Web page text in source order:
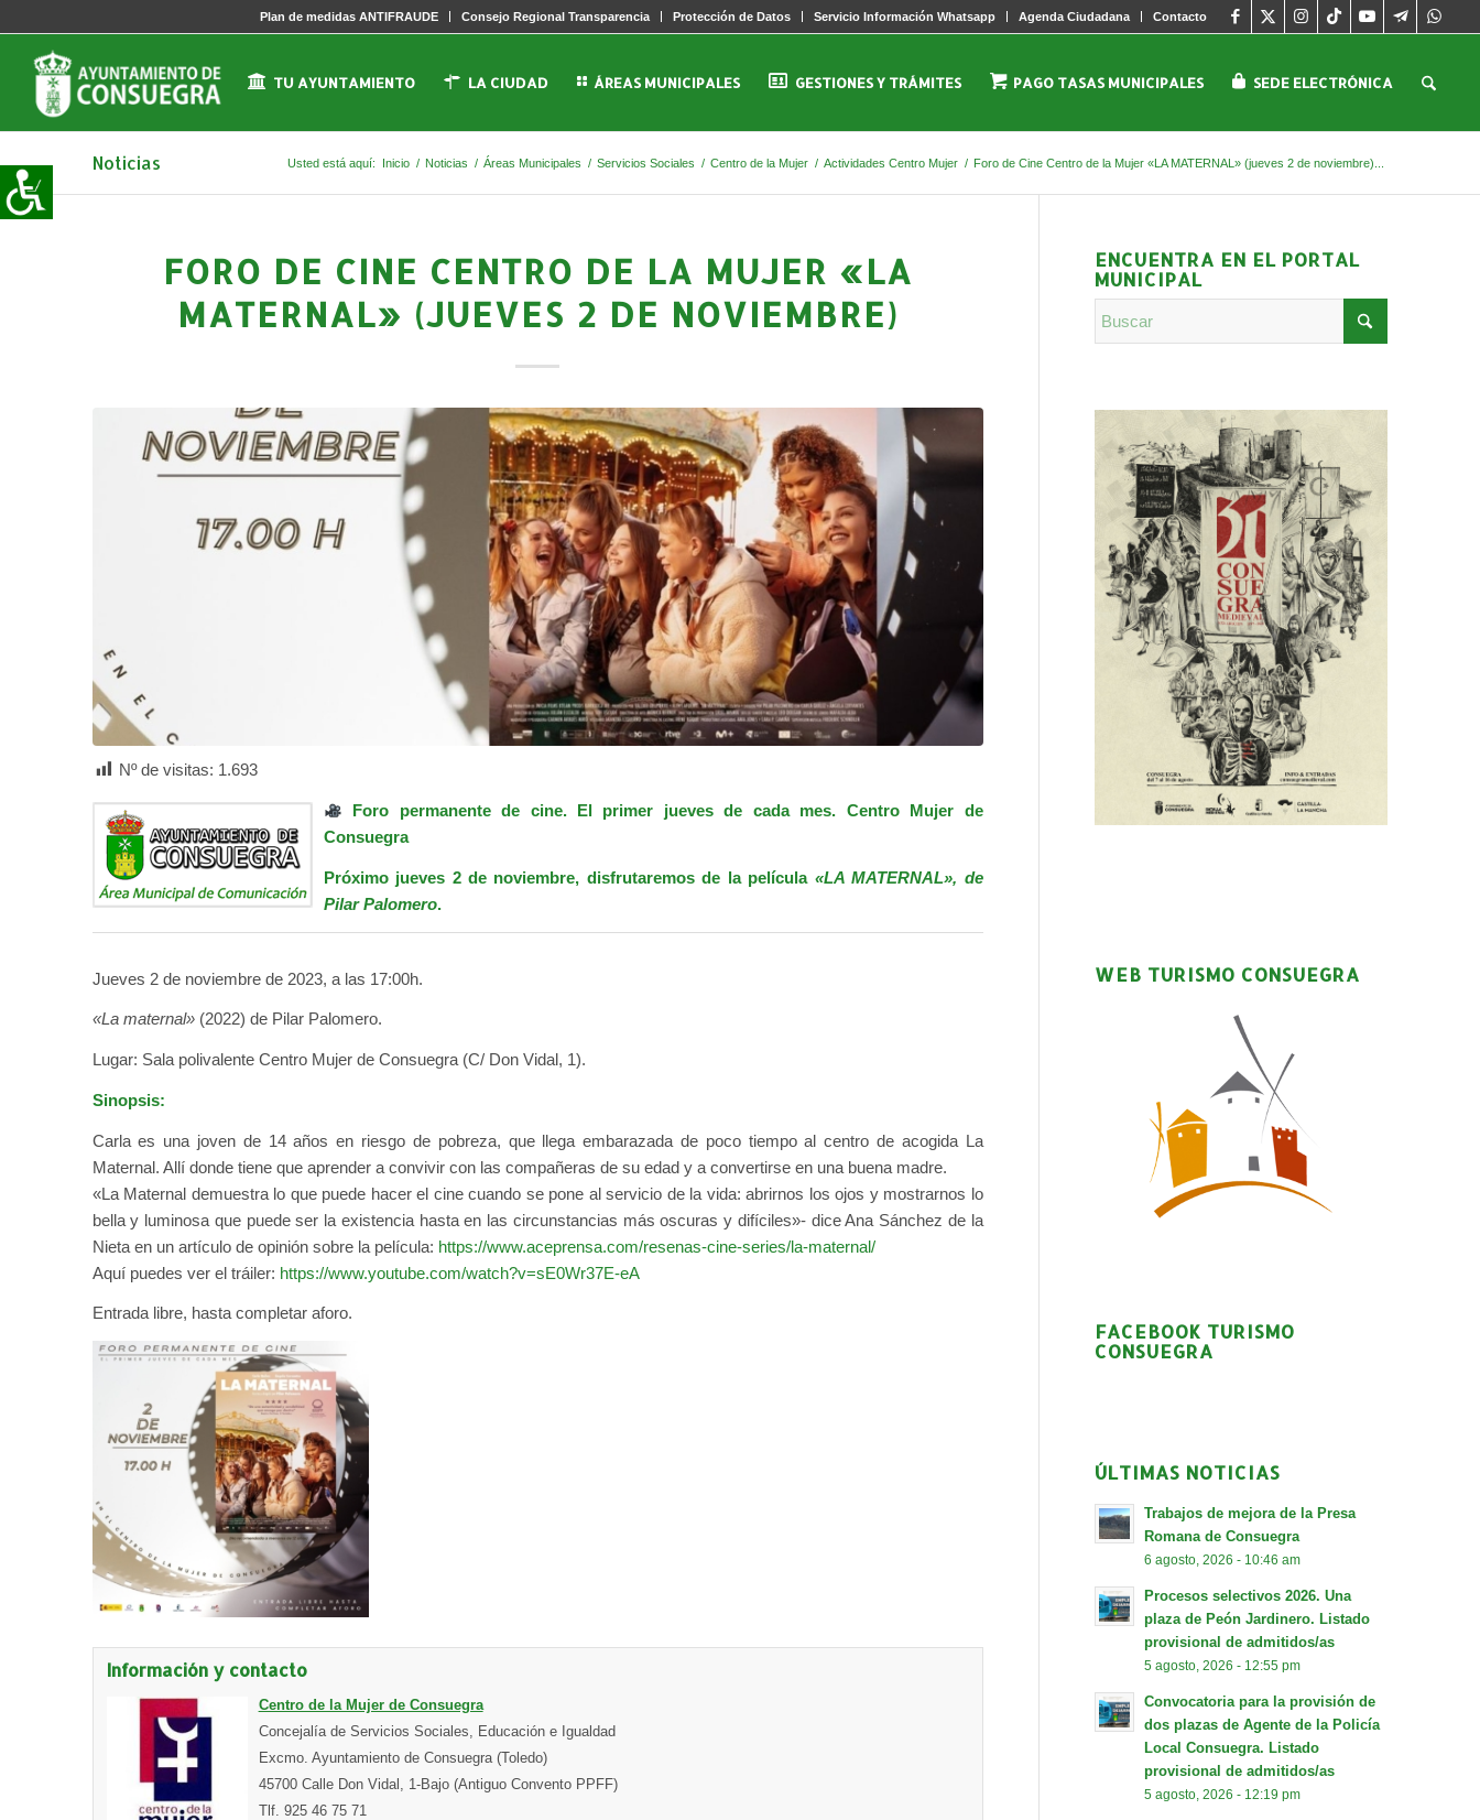
Plan de medidas ANTIFRAUDE Consejo Regional Transparencia Protección de Datos Servicio Información Whatsapp Agenda Ciudadana Contacto
TU AYUNTAMIENTO LA CIUDAD ÁREAS MUNICIPALES GESTIONES Y TRÁMITES PAGO TASAS MUNICIPALES SEDE ELECTRÓNICA
Noticias Usted está aquí: Inicio / Noticias / Áreas Municipales / Servicios Sociales / Centro de la Mujer / Actividades Centro Mujer / Foro de Cine Centro de la Mujer «LA MATERNAL» (jueves 2 de noviembre)...
FORO DE CINE CENTRO DE LA MUJER «LA
MATERNAL» (JUEVES 2 DE NOVIEMBRE)
Nº de visitas: 1.693
Foro permanente de cine. El primer jueves de cada mes. Centro Mujer de
Consuegra
Próximo jueves 2 de noviembre, disfrutaremos de la película «LA MATERNAL», de
Pilar Palomero.
Jueves 2 de noviembre de 2023, a las 17:00h.
«La maternal»(2022) de Pilar Palomero.
Lugar: Sala polivalente Centro Mujer de Consuegra (C/ Don Vidal, 1).
Sinopsis:
Carla es una joven de 14 años en riesgo de pobreza, que llega embarazada de poco tiempo al centro de acogida La
Maternal. Allí donde tiene que aprender a convivir con las compañeras de su edad y a convertirse en una buena madre.
«La Maternal demuestra lo que puede hacer el cine cuando se pone al servicio de la vida: abrirnos los ojos y mostrarnos lo
bella y luminosa que puede ser la existencia hasta en las circunstancias más oscuras y difíciles»- dice Ana Sánchez de la
Nieta en un artículo de opinión sobre la película: https://www.aceprensa.com/resenas-cine-series/la-maternal/
Aquí puedes ver el tráiler: https://www.youtube.com/watch?v=sE0Wr37E-eA
Entrada libre, hasta completar aforo.
Información y contacto
Centro de la Mujer de Consuegra
Concejalía de Servicios Sociales, Educación e Igualdad
Excmo. Ayuntamiento de Consuegra (Toledo)
45700 Calle Don Vidal, 1-Bajo (Antiguo Convento PPFF)
Tlf. 925 46 75 71
ENCUENTRA EN EL PORTAL
MUNICIPAL
WEB TURISMO CONSUEGRA
FACEBOOK TURISMO
CONSUEGRA
ÚLTIMAS NOTICIAS
Trabajos de mejora de la Presa
Romana de Consuegra
6 agosto, 2026 - 10:46 am
Procesos selectivos 2026. Una
plaza de Peón Jardinero. Listado
provisional de admitidos/as
5 agosto, 2026 - 12:55 pm
Convocatoria para la provisión de
dos plazas de Agente de la Policía
Local Consuegra. Listado
provisional de admitidos/as
5 agosto, 2026 - 12:19 pm